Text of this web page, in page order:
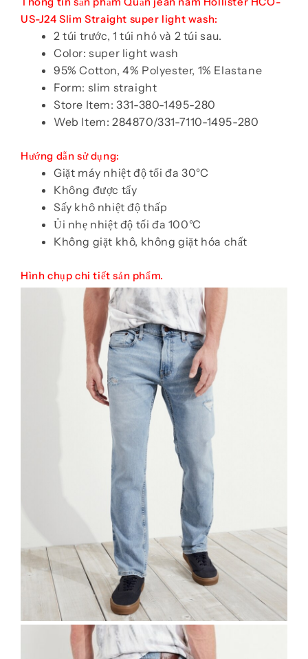
US-J24 Slim Straight super light wash:
2 túi trước, 1 túi nhỏ và 2 túi sau.
Color: super light wash
95% Cotton, 4% Polyester, 1% Elastane
Form: slim straight
Store Item: 331-380-1495-280
Web Item: 284870/331-7110-1495-280
Hướng dẫn sử dụng:
Giặt máy nhiệt độ tối đa 30°C
Không được tẩy
Sấy khô nhiệt độ thấp
Ủi nhẹ nhiệt độ tối đa 100°C
Không giặt khô, không giặt hóa chất
Hình chụp chi tiết sản phẩm.